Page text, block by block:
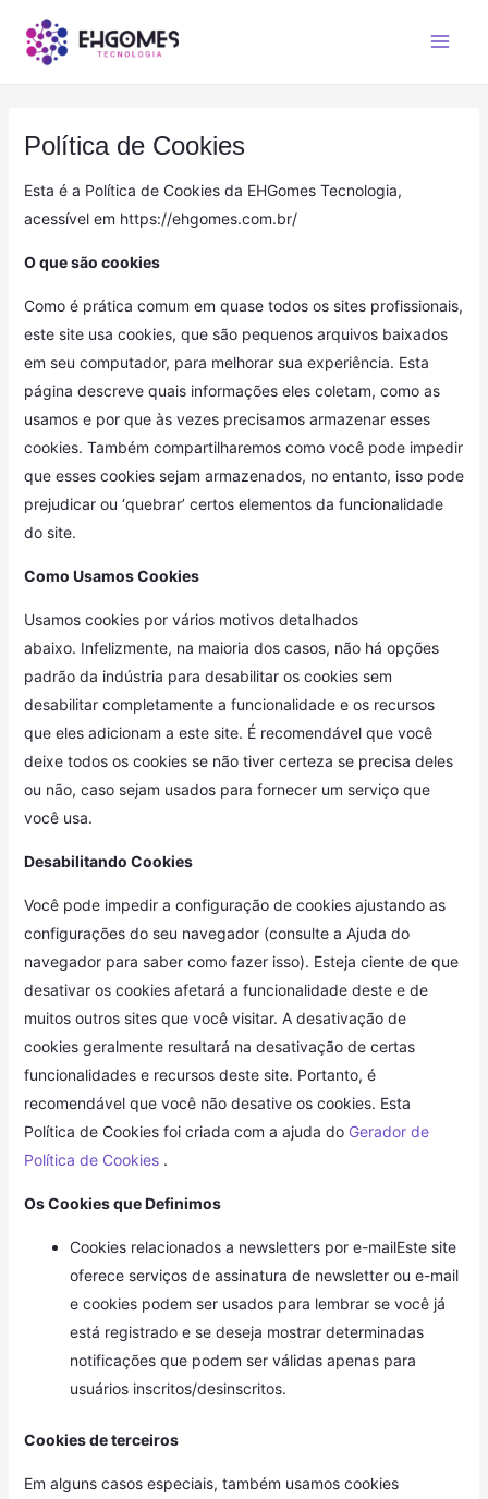
Política de Cookies
Esta é a Política de Cookies da EHGomes Tecnologia,
acessível em https://ehgomes.com.br/
O que são cookies
Como é prática comum em quase todos os sites profissionais,
este site usa cookies, que são pequenos arquivos baixados
em seu computador, para melhorar sua experiência. Esta
página descreve quais informações eles coletam, como as
usamos e por que às vezes precisamos armazenar esses
cookies. Também compartilharemos como você pode impedir
que esses cookies sejam armazenados, no entanto, isso pode
prejudicar ou ‘quebrar’ certos elementos da funcionalidade
do site.
Como Usamos Cookies
Usamos cookies por vários motivos detalhados
abaixo. Infelizmente, na maioria dos casos, não há opções
padrão da indústria para desabilitar os cookies sem
desabilitar completamente a funcionalidade e os recursos
que eles adicionam a este site. É recomendável que você
deixe todos os cookies se não tiver certeza se precisa deles
ou não, caso sejam usados ​​para fornecer um serviço que
você usa.
Desabilitando Cookies
Você pode impedir a configuração de cookies ajustando as
configurações do seu navegador (consulte a Ajuda do
navegador para saber como fazer isso). Esteja ciente de que
desativar os cookies afetará a funcionalidade deste e de
muitos outros sites que você visitar. A desativação de
cookies geralmente resultará na desativação de certas
funcionalidades e recursos deste site. Portanto, é
recomendável que você não desative os cookies. Esta
Política de Cookies foi criada com a ajuda do Gerador de
Política de Cookies.
Os Cookies que Definimos
Cookies relacionados a newsletters por e-mailEste site
oferece serviços de assinatura de newsletter ou e-mail
e cookies podem ser usados ​​para lembrar se você já
está registrado e se deseja mostrar determinadas
notificações que podem ser válidas apenas para
usuários inscritos/desinscritos.
Cookies de terceiros
Em alguns casos especiais, também usamos cookies